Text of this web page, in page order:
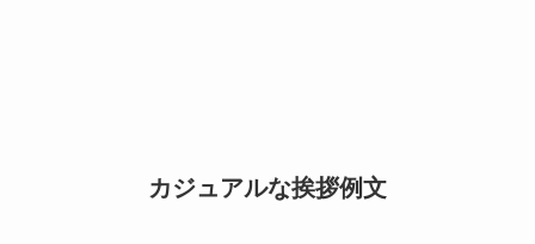
カジュアルな挨拶例文